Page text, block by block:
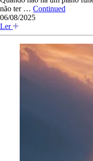
não ter … Continued
06/08/2025
Ler